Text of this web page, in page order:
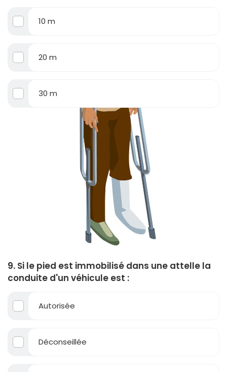
10 m
20 m
30 m
9. Si le pied est immobilisé dans une attelle la
conduite d'un véhicule est :
Autorisée
Déconseillée